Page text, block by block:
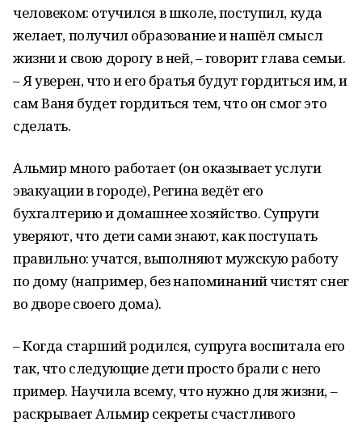
человеком: отучился в школе, поступил, куда
желает, получил образование и нашёл смысл
жизни и свою дорогу в ней, – говорит глава семьи.
– Я уверен, что и его братья будут гордиться им, и
сам Ваня будет гордиться тем, что он смог это
сделать.
Альмир много работает (он оказывает услуги
эвакуации в городе), Регина ведёт его
бухгалтерию и домашнее хозяйство. Супруги
уверяют, что дети сами знают, как поступать
правильно: учатся, выполняют мужскую работу
по дому (например, без напоминаний чистят снег
во дворе своего дома).
– Когда старший родился, супруга воспитала его
так, что следующие дети просто брали с него
пример. Научила всему, что нужно для жизни, –
раскрывает Альмир секреты счастливого